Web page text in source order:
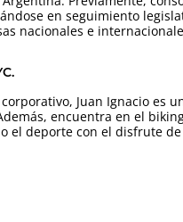
en seguimiento
nacionales e
Juan Ignacio es
encuentra en el
el deporte con el disfrute